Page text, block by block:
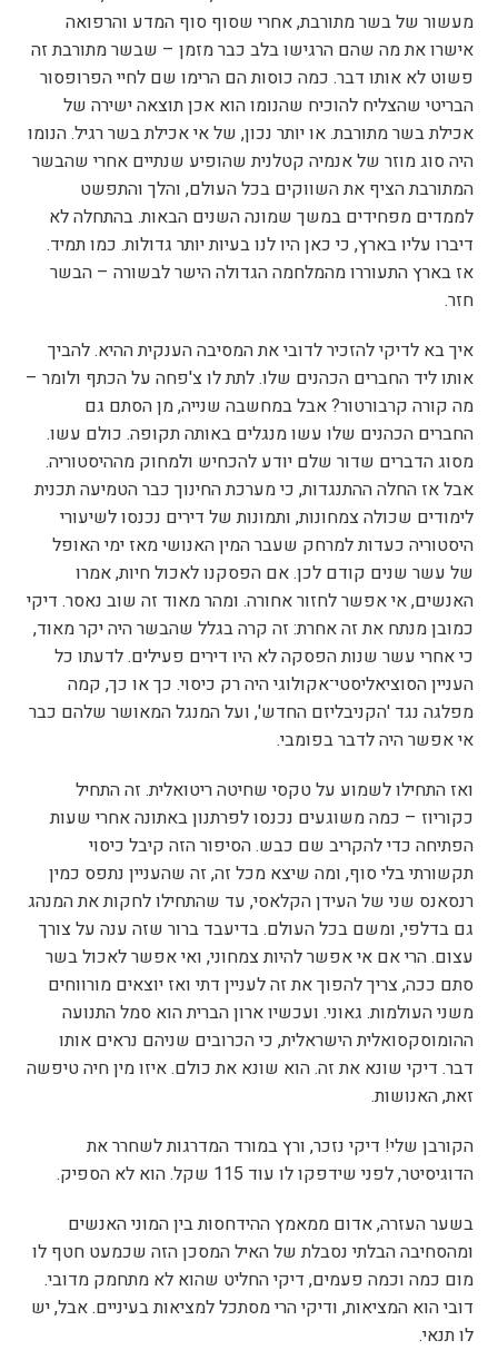
מעשור של בשר מתורבת, אחרי שסוף סוף המדע והרפואה
אישרו את מה שהם הרגישו בלב כבר מזמן – שבשר מתורבת זה
פשוט לא אותו דבר. כמה כוסות הם הרימו שם לחיי הפרופסור
הבריטי שהצליח להוכיח שהנומו הוא אכן תוצאה ישירה של
אכילת בשר מתורבת. או יותר נכון, של אי אכילת בשר רגיל. הנומו
היה סוג מוזר של אנמיה קטלנית שהופיע שנתיים אחרי שהבשר
המתורבת הציף את השווקים בכל העולם, והלך והתפשט
לממדים מפחידים במשך שמונה השנים הבאות. בהתחלה לא
דיברו עליו בארץ, כי כאן היו לנו בעיות יותר גדולות. כמו תמיד.
אז בארץ התעוררו מהמלחמה הגדולה הישר לבשורה – הבשר
חזר.
איך בא לדיקי להזכיר לדובי את המסיבה הענקית ההיא. להביך
אותו ליד החברים הכהנים שלו. לתת לו צ'פחה על הכתף ולומר –
מה קורה קרבורטור? אבל במחשבה שנייה, מן הסתם גם
החברים הכהנים שלו עשו מנגלים באותה תקופה. כולם עשו.
מסוג הדברים שדור שלם יודע להכחיש ולמחוק מההיסטוריה.
אבל אז החלה ההתנגדות, כי מערכת החינוך כבר הטמיעה תכנית
לימודים שכולה צמחונות, ותמונות של דירים נכנסו לשיעורי
היסטוריה כעדות למרחק שעבר המין האנושי מאז ימי האופל
של עשר שנים קודם לכן. אם הפסקנו לאכול חיות, אמרו
האנשים, אי אפשר לחזור אחורה. ומהר מאוד זה שוב נאסר. דיקי
כמובן מנתח את זה אחרת: זה קרה בגלל שהבשר היה יקר מאוד,
כי אחרי עשר שנות הפסקה לא היו דירים פעילים. לדעתו כל
העניין הסוציאליסטי־אקולוגי היה רק כיסוי. כך או כך, קמה
מפלגה נגד 'הקניבליזם החדש', ועל המנגל המאושר שלהם כבר
אי אפשר היה לדבר בפומבי.
ואז התחילו לשמוע על טקסי שחיטה ריטואלית. זה התחיל
כקוריוז – כמה משוגעים נכנסו לפרתנון באתונה אחרי שעות
הפתיחה כדי להקריב שם כבש. הסיפור הזה קיבל כיסוי
תקשורתי בלי סוף, ומה שיצא מכל זה, זה שהעניין נתפס כמין
רנסאנס שני של העידן הקלאסי, עד שהתחילו לחקות את המנהג
גם בדלפי, ומשם בכל העולם. בדיעבד ברור שזה ענה על צורך
עצום. הרי אם אי אפשר להיות צמחוני, ואי אפשר לאכול בשר
סתם ככה, צריך להפוך את זה לעניין דתי ואז יוצאים מורווחים
משני העולמות. גאוני. ועכשיו ארון הברית הוא סמל התנועה
ההומוסקסואלית הישראלית, כי הכרובים שניהם נראים אותו
דבר. דיקי שונא את זה. הוא שונא את כולם. איזו מין חיה טיפשה
זאת, האנושות.
הקורבן שלי! דיקי נזכר, ורץ במורד המדרגות לשחרר את
הדוגיסיטר, לפני שידפקו לו עוד 115 שקל. הוא לא הספיק.
בשער העזרה, אדום ממאמץ ההידחסות בין המוני האנשים
ומהסחיבה הבלתי נסבלת של האיל המסכן הזה שכמעט חטף לו
מום כמה וכמה פעמים, דיקי החליט שהוא לא מתחמק מדובי.
דובי הוא המציאות, ודיקי הרי מסתכל למציאות בעיניים. אבל, יש
לו תנאי.